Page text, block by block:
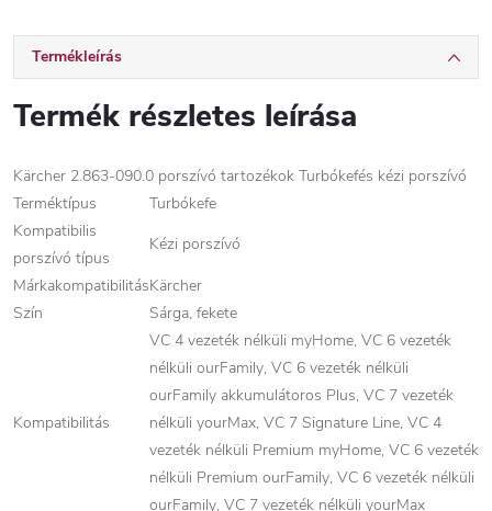
Termékleírás
Termék részletes leírása
Kärcher 2.863-090.0 porszívó tartozékok Turbókefés kézi porszívó
Terméktípus
Turbókefe
Kompatibilis
porszívó típus
Kézi porszívó
MárkakompatibilitásKärcher
Szín
Sárga, fekete
Kompatibilitás
VC 4 vezeték nélküli myHome, VC 6 vezeték
nélküli ourFamily, VC 6 vezeték nélküli
ourFamily akkumulátoros Plus, VC 7 vezeték
nélküli yourMax, VC 7 Signature Line, VC 4
vezeték nélküli Premium myHome, VC 6 vezeték
nélküli Premium ourFamily, VC 6 vezeték nélküli
ourFamily, VC 7 vezeték nélküli yourMax